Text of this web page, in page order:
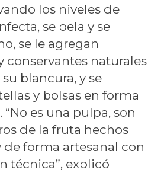
los niveles de
se pela y se
se le agregan
conservantes naturales
blancura, y se
y bolsas en forma
es una pulpa, son
de la fruta hechos
de forma artesanal con
técnica”, explicó